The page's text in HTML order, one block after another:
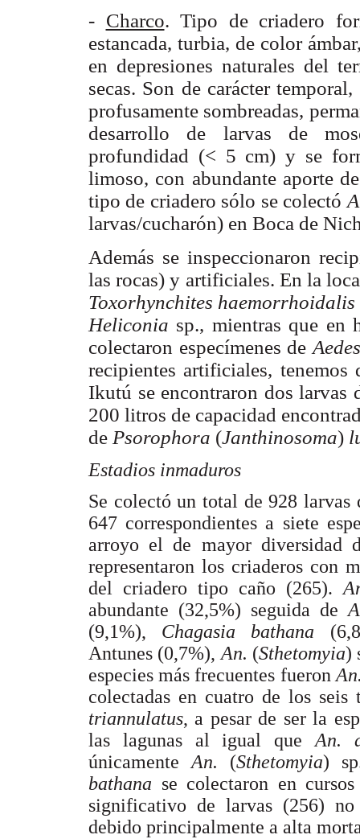
- Charco. Tipo de criadero
estancada, turbia, de color
en depresiones naturales del
secas. Son de carácter
profusamente sombreadas,
desarrollo de larvas de
profundidad (< 5 cm) y se
limoso, con abundante aporte
tipo de criadero sólo se colectó
larvas/cucharón) en Boca de
Además se inspeccionaron
las rocas) y artificiales. En la
Toxorhynchites haemorrhoidalis
Heliconia sp., mientras que en
colectaron especímenes de
recipientes artificiales, tenemos
Ikutú se encontraron dos larvas
200 litros de capacidad
de Psorophora (Janthinosoma)
Estadios inmaduros
Se colectó un total de 928
647 correspondientes a siete
arroyo el de mayor diversidad
representaron los criaderos con
del criadero tipo caño (265).
abundante (32,5%) seguida de
(9,1%), Chagasia bathana
Antunes (0,7%),An. (Sthetomyia)
especies más frecuentes fueron
colectadas en cuatro de los
triannulatus, a pesar de ser la
las lagunas al igual queAn.
únicamenteAn. (Sthetomyia)
bathana se colectaron en
significativo de larvas (256)
debido principalmente a alta